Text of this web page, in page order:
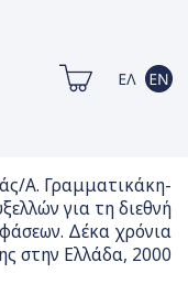
Α. Γραμματικάκη-
για τη διεθνή
Δέκα χρόνια
στην Ελλάδα, 2000